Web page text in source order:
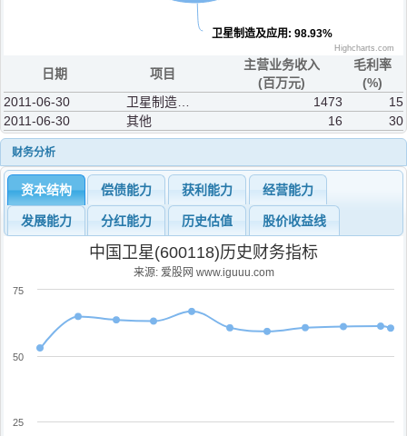
卫星制造及应用: 98.93%
Highcharts.com
日期 项目
主营业务收入
(百万元)
毛利率
(%)
2011-06-30
1473
15
2011-06-30
其他 16 30
财务分析
资本结构 偿债能力 获利能力 经营能力
发展能力 分红能力 历史估值 股价收益线
中国卫星(600118)历史财务指标
来源: 爱股网 www.iguuu.com
25
50
75